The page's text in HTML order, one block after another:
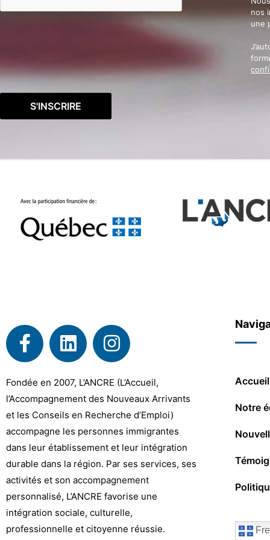
nos
une
Fondée en 2007, L’ANCRE (L’Accueil,
l’Accompagnement des Nouveaux Arrivants
et les Conseils en Recherche d’Emploi)
accompagne les personnes immigrantes
dans leur établissement et leur intégration
durable dans la région. Par ses services, ses
activités et son accompagnement
personnalisé, L’ANCRE favorise une
intégration sociale, culturelle,
professionnelle et citoyenne réussie.
Accueil
Notre